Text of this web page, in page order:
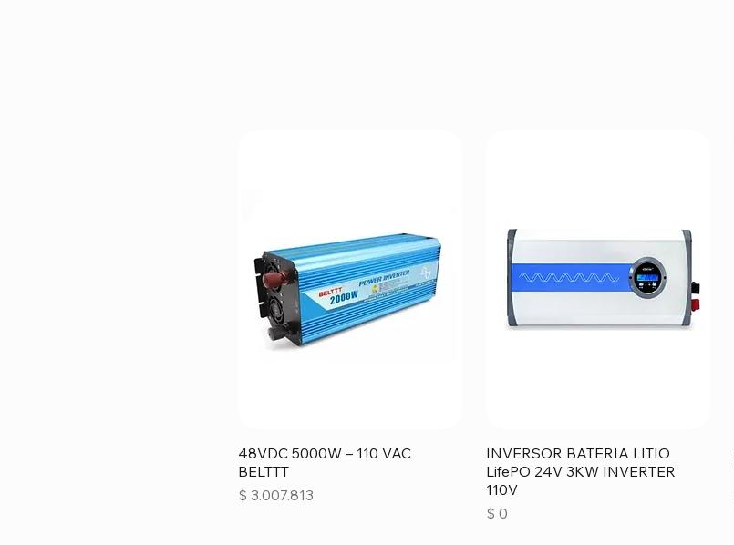
48VDC 5000W – 110 VAC
BELTTT
Precio
$ 3.007.813
INVERSOR BATERIA LITIO
LifePO 24V 3KW INVERTER
110V
Precio
$ 0